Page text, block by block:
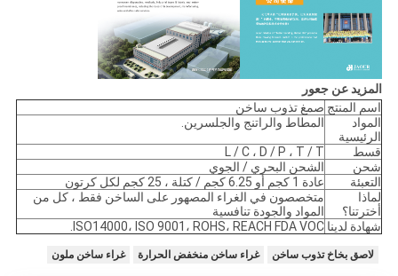
المزيد عن جعور
اسم المنتج صمغ تذوب ساخن
المواد
الرئيسية
المطاط والراتنج والجلسرين.
قسط
L / C ، D / P ، T / T
شحن
الشحن البحري / الجوي
التعبئة
عادة 1 كجم أو 6.25 كجم / كتلة ، 25 كجم لكل كرتون
لماذا
أخترتنا؟
متخصصون في الغراء المصهور على الساخن فقط ، كل من
المواد والجودة تنافسية
شهادة لدينا ISO14000، ISO 9001، ROHS، REACH FDA VOC.
لاصق بخاخ تذوب ساخن غراء ساخن منخفض الحرارة غراء ساخن ملون